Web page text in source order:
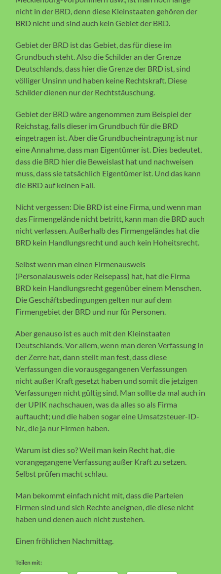
nicht in der BRD, denn diese Kleinstaaten gehören der
BRD nicht und sind auch kein Gebiet der BRD.
Gebiet der BRD ist das Gebiet, das für diese im
Grundbuch steht. Also die Schilder an der Grenze
Deutschlands, dass hier die Grenze der BRD ist, sind
völliger Unsinn und haben keine Rechtskraft. Diese
Schilder dienen nur der Rechtstäuschung.
Gebiet der BRD wäre angenommen zum Beispiel der
Reichstag, falls dieser im Grundbuch für die BRD
eingetragen ist. Aber die Grundbucheintragung ist nur
eine Annahme, dass man Eigentümer ist. Dies bedeutet,
dass die BRD hier die Beweislast hat und nachweisen
muss, dass sie tatsächlich Eigentümer ist. Und das kann
die BRD auf keinen Fall.
Nicht vergessen: Die BRD ist eine Firma, und wenn man
das Firmengelände nicht betritt, kann man die BRD auch
nicht verlassen. Außerhalb des Firmengeländes hat die
BRD kein Handlungsrecht und auch kein Hoheitsrecht.
Selbst wenn man einen Firmenausweis
(Personalausweis oder Reisepass) hat, hat die Firma
BRD kein Handlungsrecht gegenüber einem Menschen.
Die Geschäftsbedingungen gelten nur auf dem
Firmengebiet der BRD und nur für Personen.
Aber genauso ist es auch mit den Kleinstaaten
Deutschlands. Vor allem, wenn man deren Verfassung in
der Zerre hat, dann stellt man fest, dass diese
Verfassungen die vorausgegangenen Verfassungen
nicht außer Kraft gesetzt haben und somit die jetzigen
Verfassungen nicht gültig sind. Man sollte da mal auch in
der UPIK nachschauen, was da alles so als Firma
auftaucht; und die haben sogar eine Umsatzsteuer-ID-
Nr., die ja nur Firmen haben.
Warum ist dies so? Weil man kein Recht hat, die
vorangegangene Verfassung außer Kraft zu setzen.
Selbst prüfen macht schlau.
Man bekommt einfach nicht mit, dass die Parteien
Firmen sind und sich Rechte aneignen, die diese nicht
haben und denen auch nicht zustehen.
Einen fröhlichen Nachmittag.
Teilen mit: